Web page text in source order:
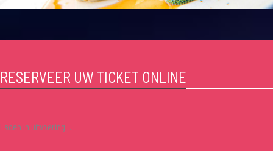
RESERVEER UW TICKET ONLINE
Laden in uitvoering …